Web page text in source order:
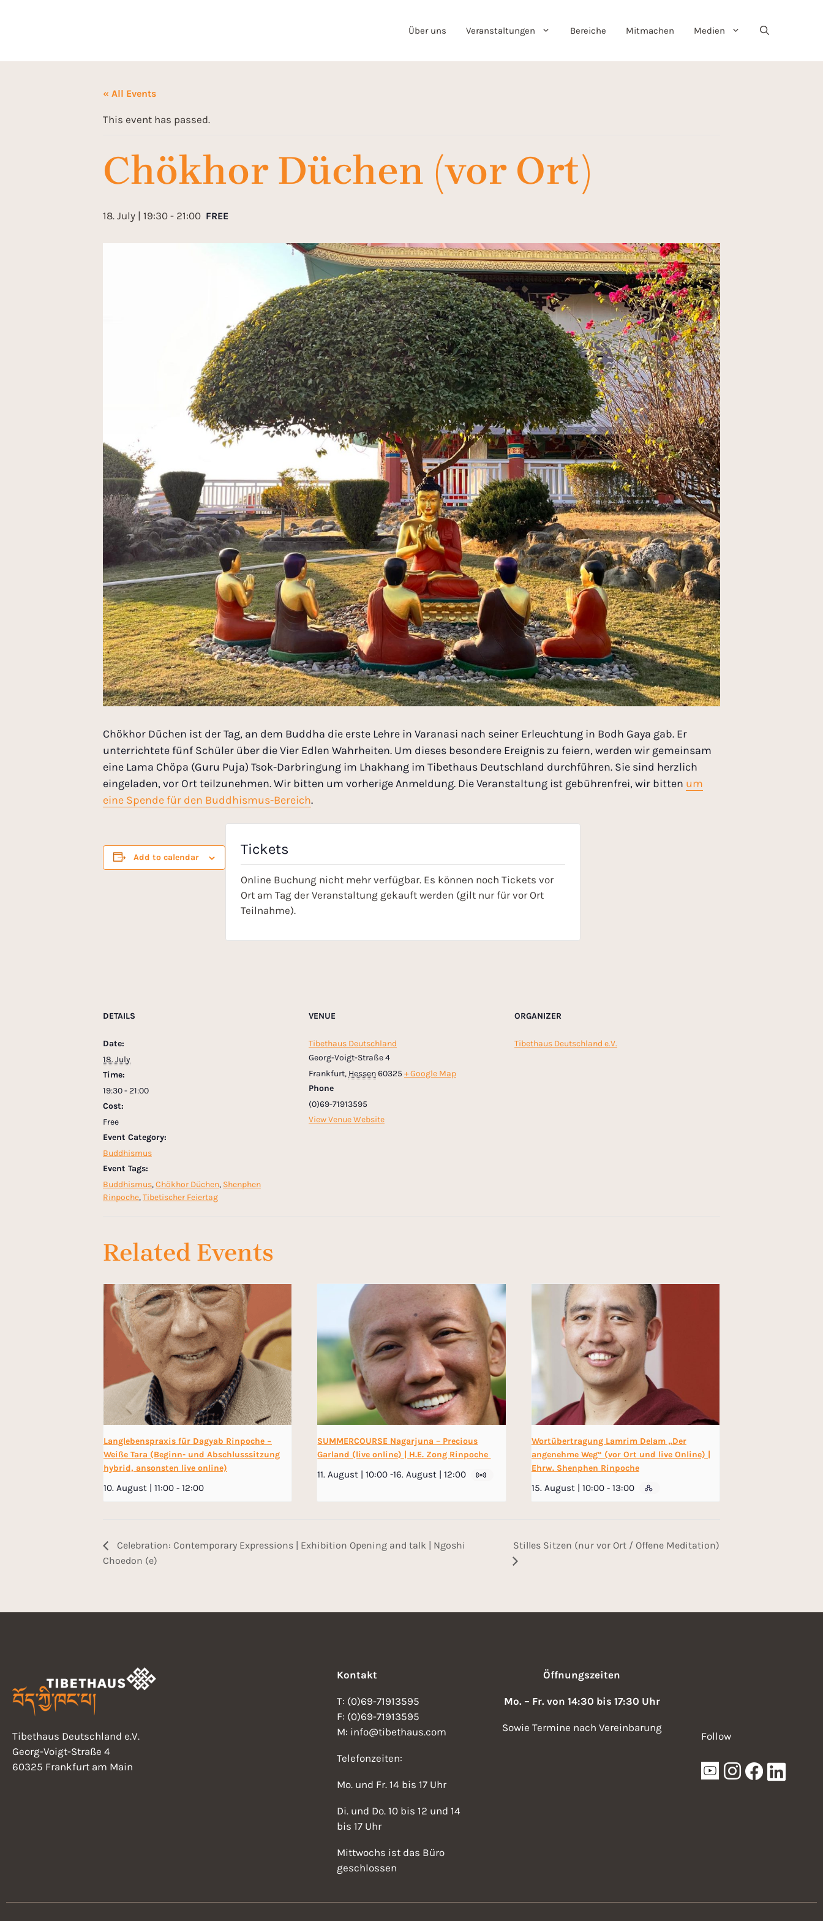
Über uns Veranstaltungen Bereiche Mitmachen Medien
« All Events
This event has passed.
Chökhor Düchen (vor Ort)
18. July | 19:30 - 21:00 FREE
Chökhor Düchen ist der Tag, an dem Buddha die erste Lehre in Varanasi nach seiner Erleuchtung in Bodh Gaya gab. Er
unterrichtete fünf Schüler über die Vier Edlen Wahrheiten. Um dieses besondere Ereignis zu feiern, werden wir gemeinsam
eine Lama Chöpa (Guru Puja) Tsok-Darbringung im Lhakhang im Tibethaus Deutschland durchführen. Sie sind herzlich
eingeladen, vor Ort teilzunehmen. Wir bitten um vorherige Anmeldung. Die Veranstaltung ist gebührenfrei, wir bitten um
eine Spende für den Buddhismus-Bereich.
Add to calendar
DETAILS
Date:
18. July
Time:
19:30 - 21:00
Cost:
Free
Event Category:
Buddhismus
Event Tags:
Buddhismus,Chökhor Düchen, Shenphen
Rinpoche,Tibetischer Feiertag
VENUE
Tibethaus Deutschland
Georg-Voigt-Straße 4
Frankfurt, Hessen60325 + Google Map
Phone
(0)69-71913595
View Venue Website
ORGANIZER
Tibethaus Deutschland e.V.
Tickets
Online Buchung nicht mehr verfügbar. Es können noch Tickets vor
Ort am Tag der Veranstaltung gekauft werden (gilt nur für vor Ort
Teilnahme).
Related Events
Langlebenspraxis für Dagyab Rinpoche −
Weiße Tara (Beginn- und Abschlusssitzung
hybrid, ansonsten live online)
10. August | 11:00 - 12:00
SUMMERCOURSE Nagarjuna – Precious
Garland (live online) | H.E. Zong Rinpoche
11. August | 10:00 -16. August | 12:00
Wortübertragung Lamrim Delam „Der
angenehme Weg“ (vor Ort und live Online) |
Ehrw. Shenphen Rinpoche
15. August | 10:00 - 13:00
Celebration: Contemporary Expressions | Exhibition Opening and talk | Ngoshi
Choedon (e)
Stilles Sitzen (nur vor Ort / Offene Meditation)
Tibethaus Deutschland e.V.
Georg-Voigt-Straße 4
60325 Frankfurt am Main
Kontakt
T: (0)69-71913595
F: (0)69-71913595
M: info@tibethaus.com
Telefonzeiten:
Mo. und Fr. 14 bis 17 Uhr
Di. und Do. 10 bis 12 und 14
bis 17 Uhr
Mittwochs ist das Büro
geschlossen
Öffnungszeiten
Mo. – Fr. von 14:30 bis 17:30 Uhr
Sowie Termine nach Vereinbarung
Follow